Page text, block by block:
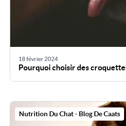
18 février 2024
Pourquoi choisir des
Nutrition Du Chat - Blog De Caats